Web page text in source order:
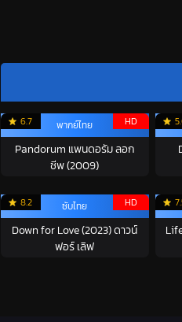
6.7 HD
พากย์ไทย
Pandorum แพนดอรัม ลอก
ชีพ (2009)
8.2 HD
ซับไทย
Down for Love (2023) ดาวน์
ฟอร์ เลิฟ